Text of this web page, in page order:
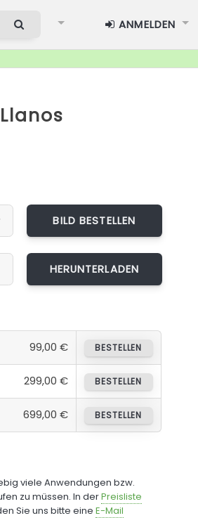
ANMELDEN
BILD BESTELLEN
99,00 € BESTELLEN
299,00 € BESTELLEN
699,00 € BESTELLEN
viele Anwendungen bzw.
zu müssen. In derPreisliste
Sie uns bitte eine E-Mail